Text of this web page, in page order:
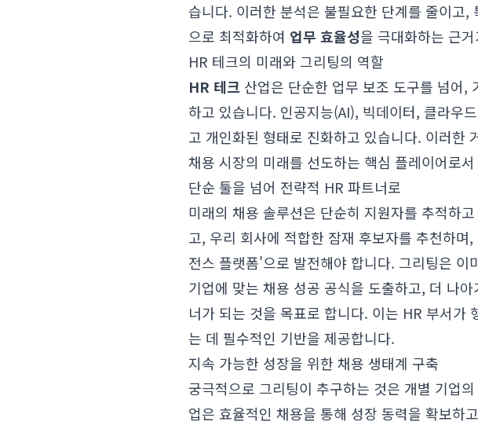
습니다. 이러한 분석은 불필요한 단계를 줄이고
으로 최적화하여 업무 효율성을 극대화하는 근
HR 테크의 미래와 그리팅의 역할
HR 테크 산업은 단순한 업무 보조 도구를 넘어,
하고 있습니다. 인공지능(AI), 빅데이터, 클라우
고 개인화된 형태로 진화하고 있습니다. 이러한
채용 시장의 미래를 선도하는 핵심 플레이어로
단순 툴을 넘어 전략적 HR 파트너로
미래의 채용 솔루션은 단순히 지원자를 추적하
고, 우리 회사에 적합한 잠재 후보자를 추천하
전스 플랫폼'으로 발전해야 합니다. 그리팅은
기업에 맞는 채용 성공 공식을 도출하고, 더 나
너가 되는 것을 목표로 합니다. 이는 HR 부서가
는 데 필수적인 기반을 제공합니다.
지속 가능한 성장을 위한 채용 생태계 구축
궁극적으로 그리팅이 추구하는 것은 개별 기업의
업은 효율적인 채용을 통해 성장 동력을 확보하